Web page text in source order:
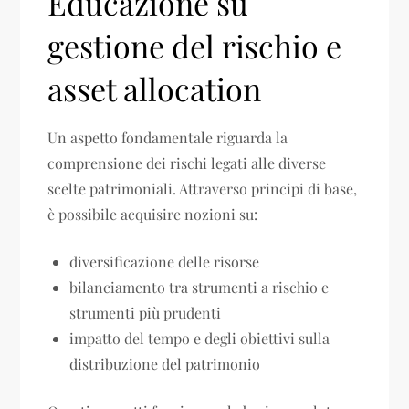
gestione del rischio e
asset allocation
Un aspetto fondamentale riguarda la
comprensione dei rischi legati alle diverse
scelte patrimoniali. Attraverso principi di base,
è possibile acquisire nozioni su:
diversificazione delle risorse
bilanciamento tra strumenti a rischio e
strumenti più prudenti
impatto del tempo e degli obiettivi sulla
distribuzione del patrimonio